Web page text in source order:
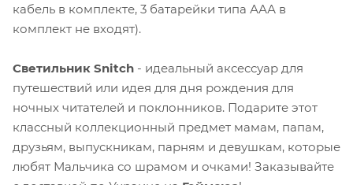
кабель в комплекте, 3 батарейки типа ААА в
комплект не входят).
Светильник Snitch - идеальный аксессуар для
путешествий или идея для дня рождения для
ночных читателей и поклонников. Подарите этот
классный коллекционный предмет мамам, папам,
друзьям, выпускникам, парням и девушкам, которые
любят Мальчика со шрамом и очками! Заказывайте